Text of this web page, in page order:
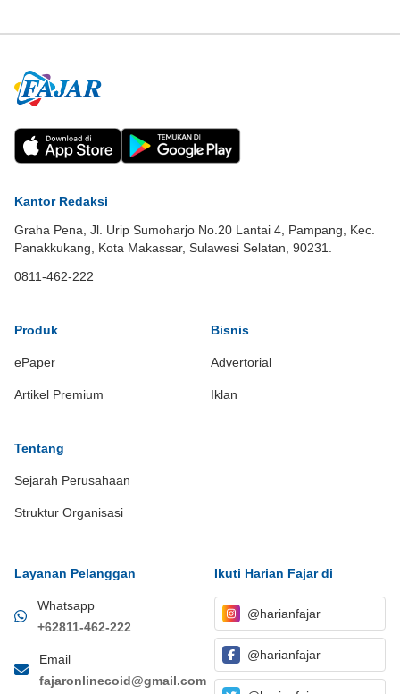
Kantor Redaksi
Graha Pena, Jl. Urip Sumoharjo No.20 Lantai 4, Pampang, Kec.
Panakkukang, Kota Makassar, Sulawesi Selatan, 90231.
0811-462-222
Produk
ePaper
Artikel Premium
Bisnis
Advertorial
Iklan
Tentang
Sejarah Perusahaan
Struktur Organisasi
Layanan Pelanggan
Whatsapp
+62811-462-222
Email
fajaronlinecoid@gmail.com
Ikuti Harian Fajar di
@harianfajar
@harianfajar